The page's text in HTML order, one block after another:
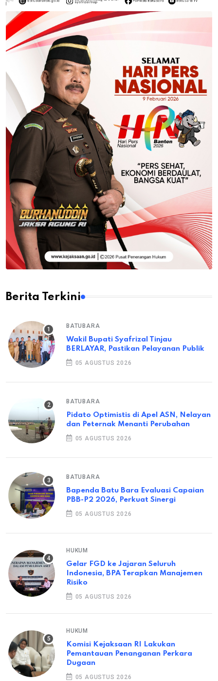
Berita Terkini
BATUBARA
Wakil Bupati Syafrizal Tinjau
BERLAYAR, Pastikan Pelayanan Publik
05 AGUSTUS 2026
BATUBARA
Pidato Optimistis di Apel ASN, Nelayan
dan Peternak Menanti Perubahan
05 AGUSTUS 2026
BATUBARA
Bapenda Batu Bara Evaluasi Capaian
PBB-P2 2026, Perkuat Sinergi
05 AGUSTUS 2026
HUKUM
Gelar FGD ke Jajaran Seluruh
Indonesia, BPA Terapkan Manajemen
Risiko
05 AGUSTUS 2026
HUKUM
Komisi Kejaksaan RI Lakukan
Pemantauan Penanganan Perkara
Dugaan
05 AGUSTUS 2026